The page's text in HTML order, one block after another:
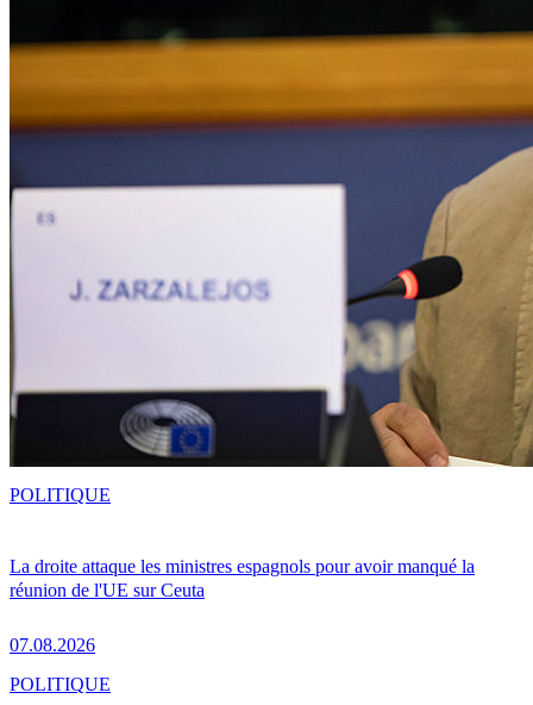
La droite attaque les ministres espagnols pour avoir manqué la
réunion de l'UE sur Ceuta
07.08.2026
POLITIQUE
POLITIQUE